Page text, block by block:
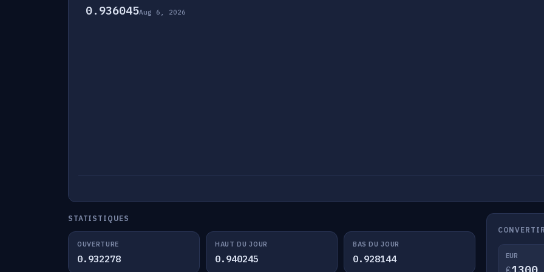
0.936045Aug 6, 2026
STATISTIQUES
OUVERTURE
0.932278
HAUT DU JOUR
0.940245
BAS DU JOUR
0.928144 EUR
€